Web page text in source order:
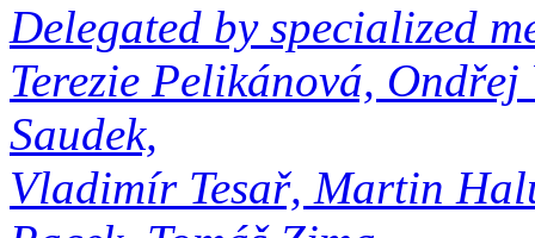
Delegated by specialized
Terezie Pelikánová,
Saudek,
Vladimír Tesař, Martin